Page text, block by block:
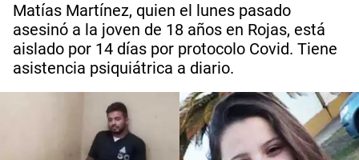
Matías Martínez, quien el lunes pasado
asesinó a la joven de 18 años en Rojas, está
aislado por 14 días por protocolo Covid. Tiene
asistencia psiquiátrica a diario.